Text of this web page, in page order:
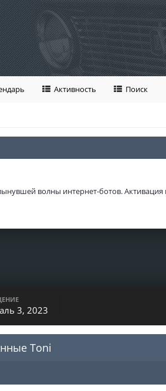
Активность Поиск
волны интернет-ботов.
3, 2023
Toni